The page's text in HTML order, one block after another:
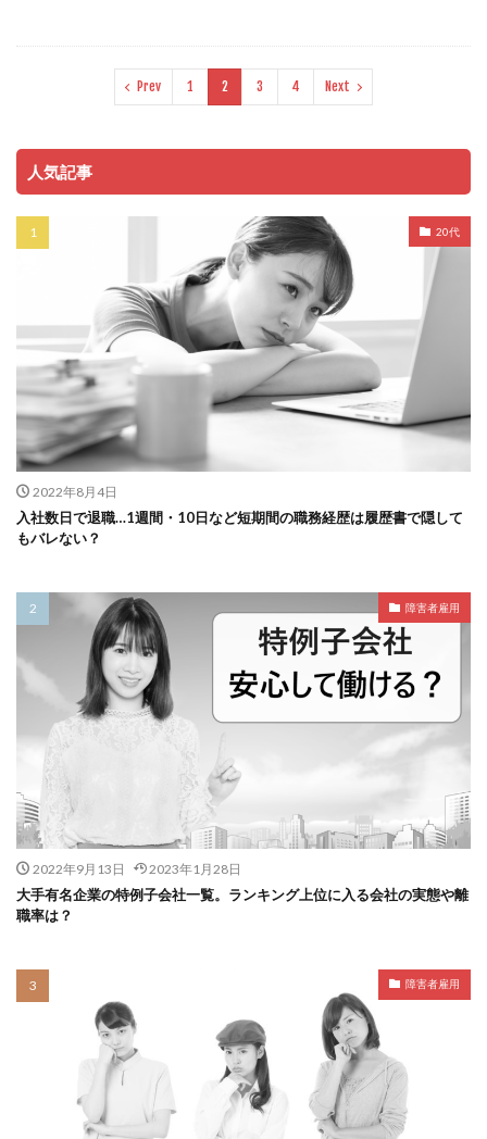
Prev 1 2 3 4 Next
人気記事
20代
2022年8月4日
入社数日で退職…1週間・10日など短期間の職務経歴は履歴書で隠して
もバレない？
障害者雇用
2022年9月13日 2023年1月28日
大手有名企業の特例子会社一覧。ランキング上位に入る会社の実態や離
職率は？
障害者雇用